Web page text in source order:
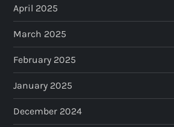
April 2025
March 2025
February 2025
January 2025
December 2024